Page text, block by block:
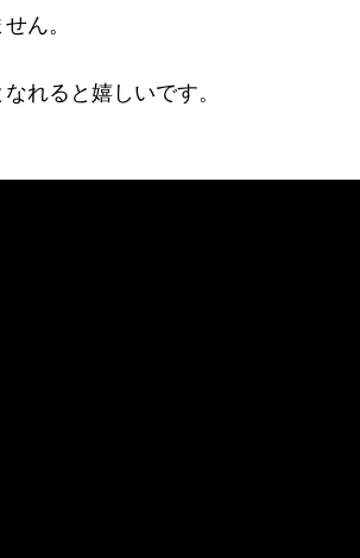
ん。
れると嬉しいです。